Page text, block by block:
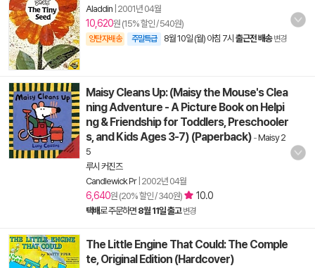
Aladdin 2001년 04월
10,620원 (15% 할인 / 540원)
양탄자배송 주말특급 8월 10일 (월) 아침 7시 출근전 배송 변경
Maisy Cleans Up: (Maisy the Mouse's Clea
ning Adventure - A Picture Book on Helpi
ng & Friendship for Toddlers, Preschooler
s, and Kids Ages 3-7) (Paperback) -Maisy 2
5
루시 커진즈
Candlewick Pr| 2002년 04월
6,640원 (20% 할인 / 340원) 10.0
택배로 주문하면 8월 11일 출고 변경
The Little Engine That Could: The Comple
te, Original Edition (Hardcover)